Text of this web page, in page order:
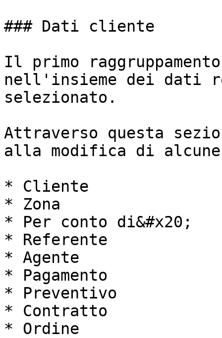
### Dati cliente
Il primo
nell'insieme dei dati
selezionato.
Attraverso questa
alla modifica di
* Cliente
* Zona
* Per conto di&#x20;
* Referente
* Agente
* Pagamento
* Preventivo
* Contratto
* Ordine